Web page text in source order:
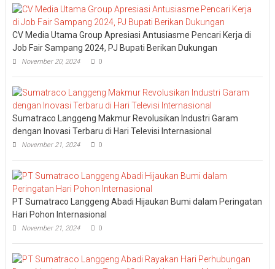
Keuangan
KPRI
Sejahtera
Diselidiki
Kejari
Dipanggil
CV Media Utama Group Apresiasi Antusiasme Pencari Kerja di
Job Fair Sampang 2024, PJ Bupati Berikan Dukungan
November 20, 2024 0
Sumatraco Langgeng Makmur Revolusikan Industri Garam
dengan Inovasi Terbaru di Hari Televisi Internasional
November 21, 2024 0
PT Sumatraco Langgeng Abadi Hijaukan Bumi dalam Peringatan
Hari Pohon Internasional
November 21, 2024 0